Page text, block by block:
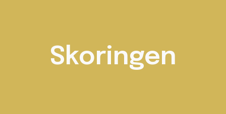
Skoringen